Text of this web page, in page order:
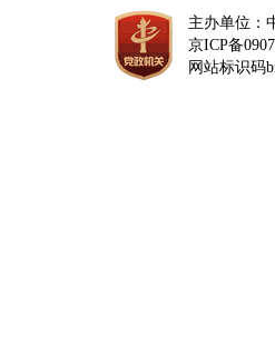
主办单位：
京ICP备
网站标识码